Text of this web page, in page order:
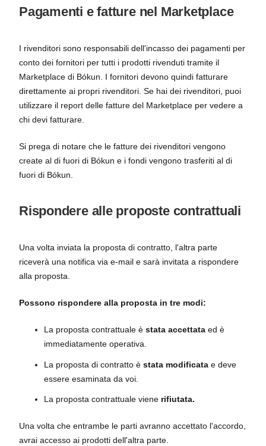
Pagamenti e fatture nel Marketplace
I rivenditori sono responsabili dell'incasso dei pagamenti per
conto dei fornitori per tutti i prodotti rivenduti tramite il
Marketplace di Bókun. I fornitori devono quindi fatturare
direttamente ai propri rivenditori. Se hai dei rivenditori, puoi
utilizzare il report delle fatture del Marketplace per vedere a
chi devi fatturare.
Si prega di notare che le fatture dei rivenditori vengono
create al di fuori di Bókun e i fondi vengono trasferiti al di
fuori di Bókun.
Rispondere alle proposte contrattuali
Una volta inviata la proposta di contratto, l'altra parte
riceverà una notifica via e-mail e sarà invitata a rispondere
alla proposta.
Possono rispondere alla proposta in tre modi:
La proposta contrattuale è stata accettata ed è
immediatamente operativa.
La proposta di contratto è stata modificata e deve
essere esaminata da voi.
La proposta contrattuale viene rifiutata.
Una volta che entrambe le parti avranno accettato l'accordo,
avrai accesso ai prodotti dell'altra parte.